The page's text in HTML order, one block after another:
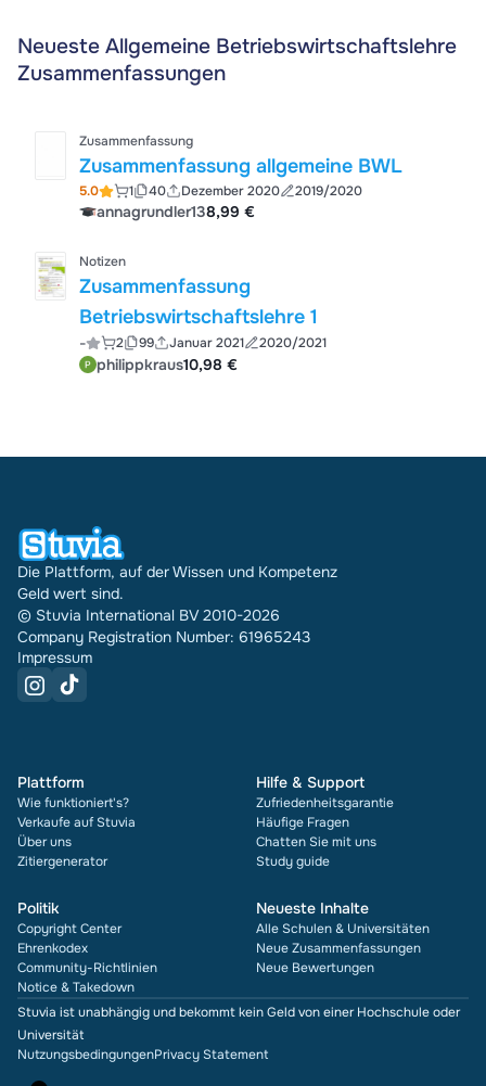
Neueste Allgemeine Betriebswirtschaftslehre
Zusammenfassungen
Zusammenfassung
Zusammenfassung allgemeine BWL
5.0 1 40 Dezember 2020 2019/2020
annagrundler138,99 €
Notizen
Zusammenfassung
Betriebswirtschaftslehre 1
- 2 99 Januar 2021 2020/2021
philippkraus10,98 €
Die Plattform, auf der Wissen und Kompetenz
Geld wert sind.
© Stuvia International BV 2010-2026
Company Registration Number: 61965243
Impressum
Plattform
Wie funktioniert's?
Verkaufe auf Stuvia
Über uns
Zitiergenerator
Hilfe & Support
Zufriedenheitsgarantie
Häufige Fragen
Chatten Sie mit uns
Study guide
Politik
Copyright Center
Ehrenkodex
Community-Richtlinien
Notice & Takedown
Neueste Inhalte
Alle Schulen & Universitäten
Neue Zusammenfassungen
Neue Bewertungen
Stuvia ist unabhängig und bekommt kein Geld von einer Hochschule oder
Universität
NutzungsbedingungenPrivacy Statement